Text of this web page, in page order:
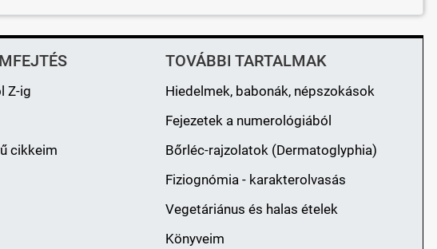
Z-ig
cikkeim
TOVÁBBI TARTALMAK
Hiedelmek, babonák, népszokások
Fejezetek a numerológiából
Bőrléc-rajzolatok (Dermatoglyphia)
Fiziognómia - karakterolvasás
Vegetáriánus és halas ételek
Könyveim